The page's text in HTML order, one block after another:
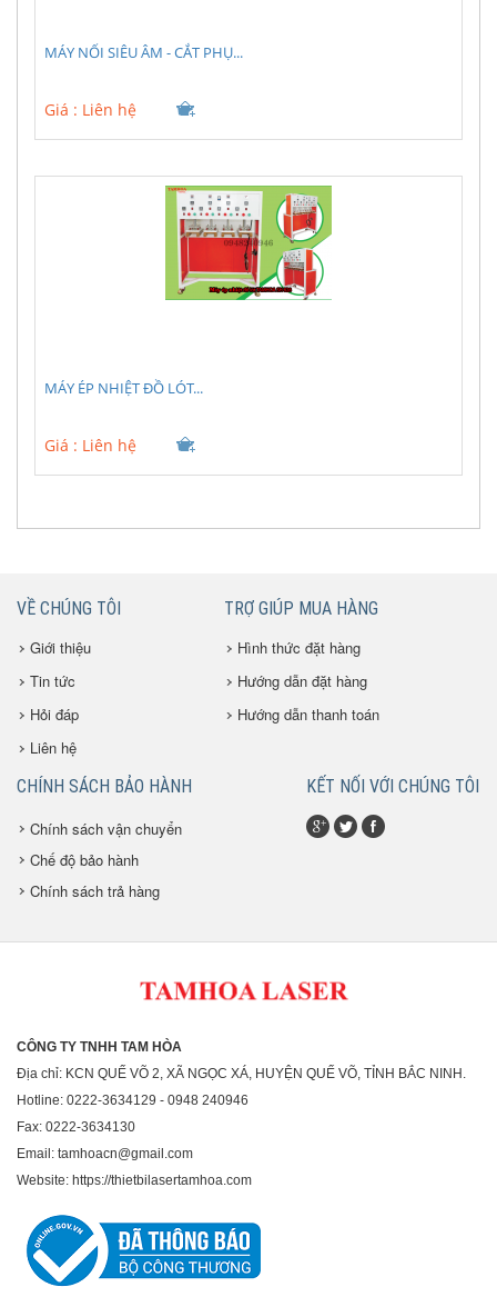
MÁY NỐI SIÊU ÂM - CẮT PHỤ...
Giá : Liên hệ
MÁY ÉP NHIỆT ĐỒ LÓT...
Giá : Liên hệ
VỀ CHÚNG TÔI
Giới thiệu
Tin tức
Hỏi đáp
Liên hệ
TRỢ GIÚP MUA HÀNG
Hình thức đặt hàng
Hướng dẫn đặt hàng
Hướng dẫn thanh toán
CHÍNH SÁCH BẢO HÀNH
Chính sách vận chuyển
Chế độ bảo hành
Chính sách trả hàng
KẾT NỐI VỚI CHÚNG TÔI
CÔNG TY TNHH TAM HÒA
Địa chỉ: KCN QUẾ VÕ 2, XÃ NGỌC XÁ, HUYỆN QUẾ VÕ, TỈNH BẮC NINH.
Hotline: 0222-3634129 - 0948 240946
Fax: 0222-3634130
Email: tamhoacn@gmail.com
Website: https://thietbilasertamhoa.com